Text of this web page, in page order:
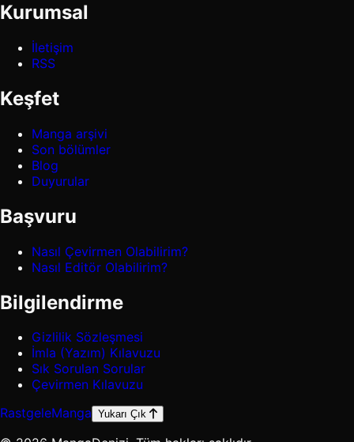
Kurumsal
İletişim
RSS
Keşfet
Manga arşivi
Son bölümler
Blog
Duyurular
Başvuru
Nasıl Çevirmen Olabilirim?
Nasıl Editör Olabilirim?
Bilgilendirme
Gizlilik Sözleşmesi
İmla (Yazım) Kılavuzu
Sık Sorulan Sorular
Çevirmen Kılavuzu
RastgeleManga Yukarı Çık